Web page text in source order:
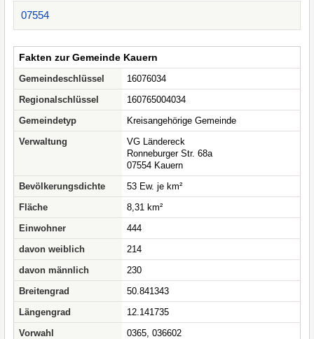
07554
Fakten zur Gemeinde Kauern
Gemeindeschlüssel
16076034
Regionalschlüssel
160765004034
Gemeindetyp
Kreisangehörige Gemeinde
Verwaltung
VG Ländereck
Ronneburger Str. 68a
07554 Kauern
Bevölkerungsdichte
53 Ew. je km²
Fläche
8,31 km²
Einwohner
444
davon weiblich
214
davon männlich
230
Breitengrad
50.841343
Längengrad
12.141735
Vorwahl
0365, 036602